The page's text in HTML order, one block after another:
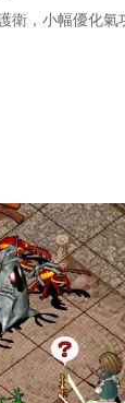
衛，小幅優化氣